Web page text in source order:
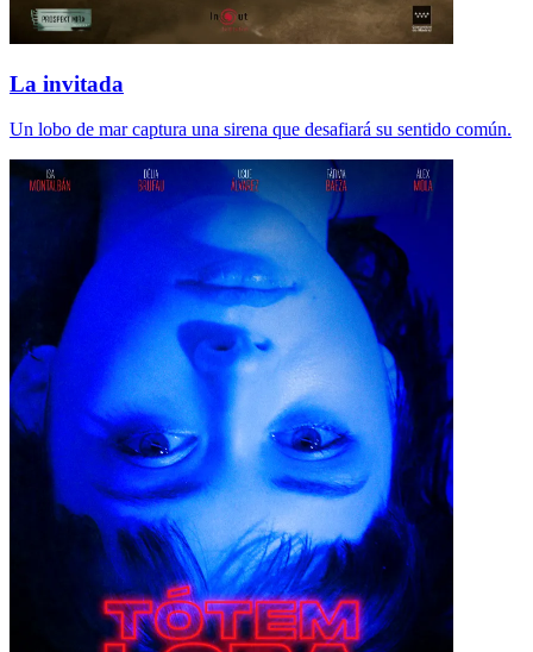
La invitada
Un lobo de mar captura una sirena que desafiará su sentido común.